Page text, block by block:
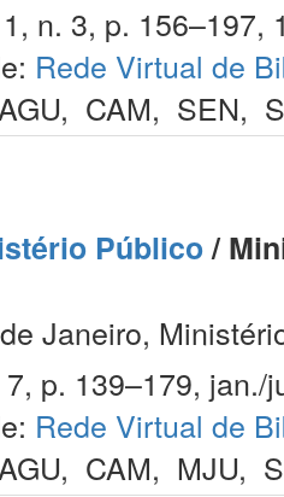
n. 3, p. 156–197,
Rede Virtual de
AGU, CAM, SEN,
Público/
Janeiro,
p. 139–179, jan./
Rede Virtual de
AGU, CAM, MJU,